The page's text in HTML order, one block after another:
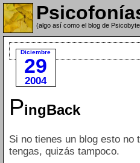
(algo así como el blog de
Diciembre
29
2004
PingBack
Si no tienes un blog esto no
tengas, quizás tampoco.